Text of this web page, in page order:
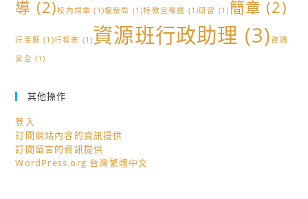
導 (2)校內規章 (1)檔案局 (1)特教宣導週 (1)研習 (1) 簡章 (2)
行事曆 (1)行程表 (1)資源班行政助理 (3)資通
安全 (1)
其他操作
登入
訂閱網站內容的資訊提供
訂閱留言的資訊提供
WordPress.org 台灣繁體中文